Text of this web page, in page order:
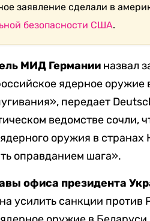
заявление сделали в
безопасности США.
МИД Германии назвал
ядерное
передает
ведомстве сочли,
оружия в
оправданием шага».
офиса президента
усилить санкции против